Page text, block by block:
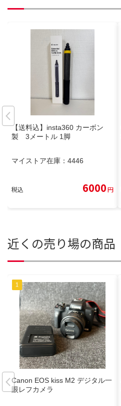
【送料込】insta360 カーボン
製 3メートル 1脚
マイストア在庫： 4446
税込 6000円
近くの売り場の商品
Canon EOS kiss M2 デジタル一
眼レフカメラ